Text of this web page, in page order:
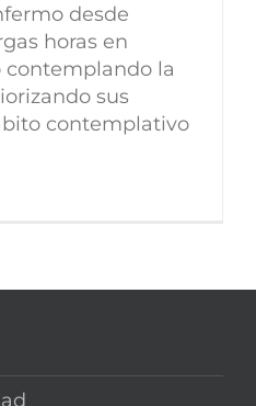
desde
horas en
contemplando la
sus
contemplativo